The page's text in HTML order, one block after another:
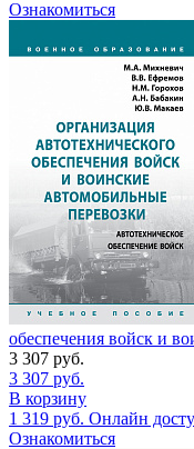
Ознакомиться
обеспечения войск и
3 307 руб.
3 307 руб.
В корзину
1 319 руб. Онлайн
Ознакомиться